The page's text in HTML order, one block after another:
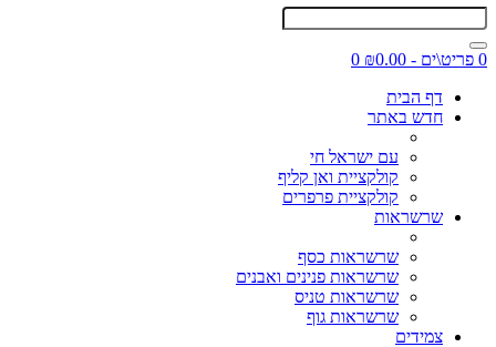
0 פריט\ים - ₪0.00
0
דף הבית
חדש באתר
עם ישראל חי
קולקציית ואן קליף
קולקציית פרפרים
שרשראות
שרשראות כסף
שרשראות פנינים ואבנים
שרשראות טניס
שרשראות גוף
צמידים